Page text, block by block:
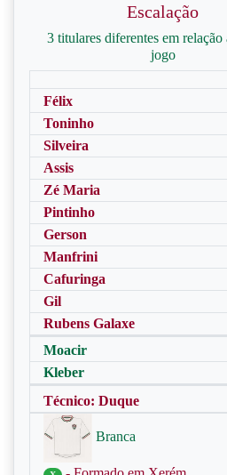
Escalação
3 titulares diferentes em
jogo
Félix
Toninho
Silveira
Assis
Zé Maria
Pintinho
Gerson
Manfrini
Cafuringa
Gil
Rubens Galaxe
Moacir
Kleber
Técnico: Duque
Branca